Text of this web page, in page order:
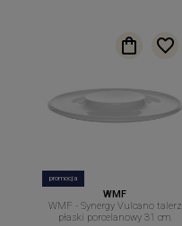
promocja
WMF
WMF - Synergy Vulcano talerz
płaski porcelanowy 31 cm.